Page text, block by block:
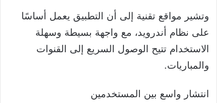
وتشير مواقع تقنية إلى أن التطبيق يعمل أساسًا
على نظام أندرويد، مع واجهة بسيطة وسهلة
الاستخدام تتيح الوصول السريع إلى القنوات
والمباريات.
انتشار واسع بين المستخدمين